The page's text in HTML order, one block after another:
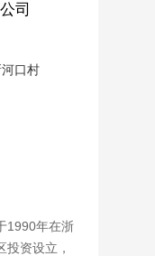
司
口村
1990年在浙
资设立，